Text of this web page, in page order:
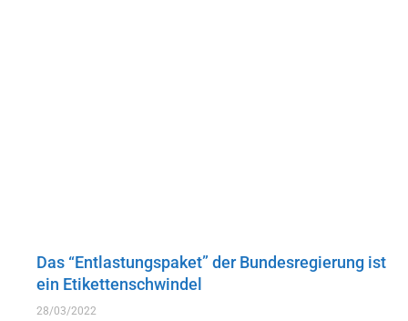
Das “Entlastungspaket” der Bundesregierung ist
ein Etikettenschwindel
28/03/2022